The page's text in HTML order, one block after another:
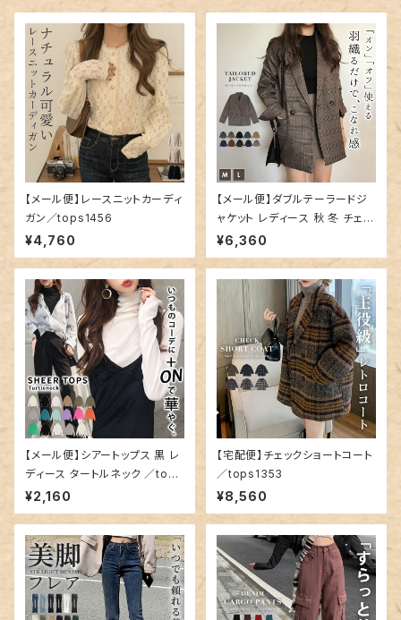
【メール便】レースニットカーディ
ガン／tops1456
¥4,760
【メール便】ダブルテーラードジ
ャケット レディース 秋 冬 チェッ
ク／tops1337
¥6,360
【メール便】シアートップス 黒 レ
ディース タートルネック ／tops
1442
¥2,160
【宅配便】チェックショートコート
／tops1353
¥8,560